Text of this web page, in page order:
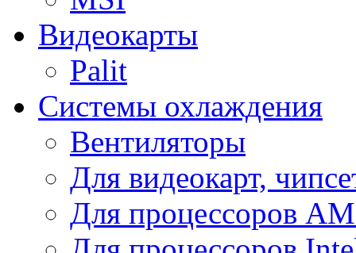
Видеокарты
Palit
Системы охлаждения
Вентиляторы
Для видеокарт,
Для процессоров